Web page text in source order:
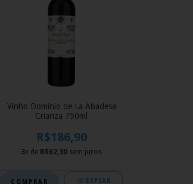
Vinho Dominio de La Abadesa
Crianza 750ml
R$186,90
3x de R$62,30 sem juros
ESPIAR